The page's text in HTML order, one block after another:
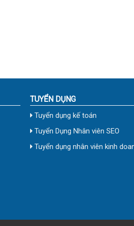
TUYỂN DỤNG
Tuyển dụng kế toán
Tuyển Dụng Nhân viên SEO
Tuyển dụng nhân viên kinh